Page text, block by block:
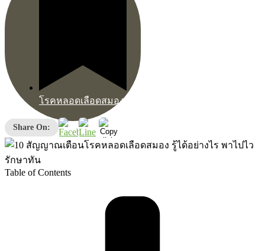
โรคหลอดเลือดสมอง
Share On:
Table of Contents